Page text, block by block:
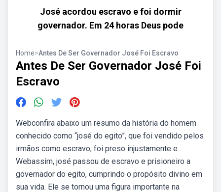
José acordou escravo e foi dormir
governador. Em 24 horas Deus pode
Home>Antes De Ser Governador José Foi Escravo
Antes De Ser Governador José Foi
Escravo
Webconfira abaixo um resumo da história do homem
conhecido como “josé do egito”, que foi vendido pelos
irmãos como escravo, foi preso injustamente e.
Webassim, josé passou de escravo e prisioneiro a
governador do egito, cumprindo o propósito divino em
sua vida. Ele se tornou uma figura importante na